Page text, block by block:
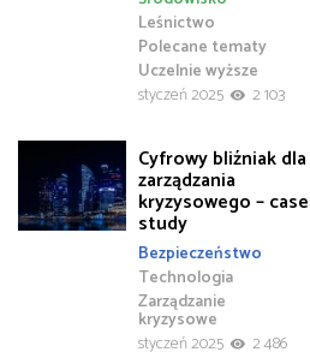
Leśnictwo
Polecane tematy
Uczelnie wyższe
styczeń 2025
2 103
Cyfrowy bliźniak dla
zarządzania
kryzysowego – case
study
Bezpieczeństwo
Technologia
Zarządzanie
kryzysowe
styczeń 2025
2 486